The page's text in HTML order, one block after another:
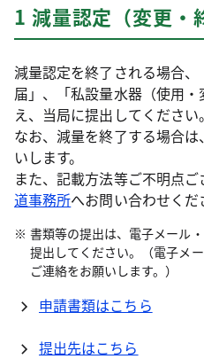
1 減量認定（変更・
減量認定を終了される場合、
届」、「私設量水器（使用
え、当局に提出してください。
なお、減量を終了する場合
いします。
また、記載方法等ご不明点ご
道事務所へお問い合わせくだ
書類等の提出は、電子メール
提出してください。（電子メ
ご連絡をお願いします。）
申請書類はこちら
提出先はこちら